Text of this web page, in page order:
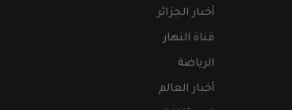
أخبار الجزائر
قناة النهار
الرياضة
أخبار العالم